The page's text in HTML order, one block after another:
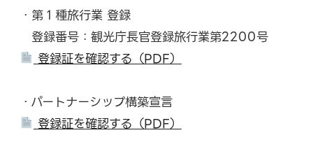
・第１種旅行業 登録
登録番号：観光庁長官登録旅行業第2200号
登録証を確認する（PDF）
・パートナーシップ構築宣言
登録証を確認する（PDF）